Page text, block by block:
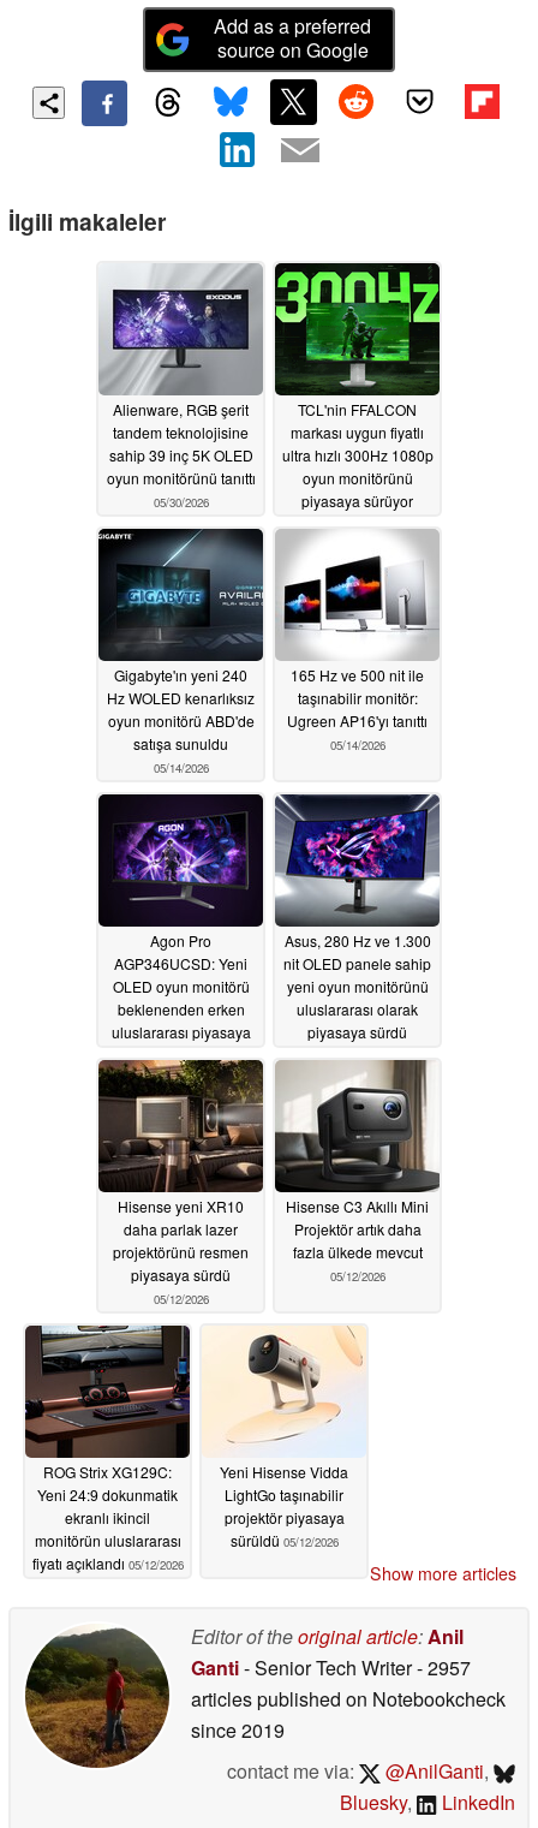
Add as a preferred
source on Google
İlgili makaleler
Alienware, RGB şerit
tandem teknolojisine
sahip 39 inç 5K OLED
oyun monitörünü tanıttı
05/30/2026
TCL'nin FFALCON
markası uygun fiyatlı
ultra hızlı 300Hz 1080p
oyun monitörünü
piyasaya sürüyor
05/25/2026
Gigabyte'ın yeni 240
Hz WOLED kenarlıksız
oyun monitörü ABD'de
satışa sunuldu
05/14/2026
165 Hz ve 500 nit ile
taşınabilir monitör:
Ugreen AP16'yı tanıttı
05/14/2026
Agon Pro
AGP346UCSD: Yeni
OLED oyun monitörü
beklenenden erken
uluslararası piyasaya
05/14/2026
Asus, 280 Hz ve 1.300
nit OLED panele sahip
yeni oyun monitörünü
uluslararası olarak
piyasaya sürdü
05/13/2026
Hisense yeni XR10
daha parlak lazer
projektörünü resmen
piyasaya sürdü
05/12/2026
Hisense C3 Akıllı Mini
Projektör artık daha
fazla ülkede mevcut
05/12/2026
ROG Strix XG129C:
Yeni 24:9 dokunmatik
ekranlı ikincil
monitörün uluslararası
fiyatı açıklandı 05/12/2026
Yeni Hisense Vidda
LightGo taşınabilir
projektör piyasaya
sürüldü 05/12/2026
Show more articles
Editor of theoriginal article:Anil
Ganti- Senior Tech Writer- 2957
articles published on Notebookcheck
since 2019
contact me via:
@AnilGanti,
Bluesky, LinkedIn